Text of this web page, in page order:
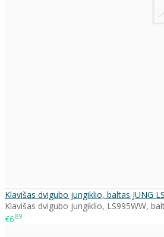
Klavišas dvigubo jungiklio, baltas JUNG
Klavišas dvigubo jungiklio, LS995WW,
€689